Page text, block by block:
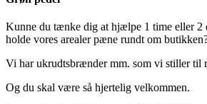
Kunne du tænke dig at hjælpe 1 time eller 2
holde vores arealer pæne rundt om
Vi har ukrudtsbrænder mm. som vi stiller til
Og du skal være så hjertelig velkommen.